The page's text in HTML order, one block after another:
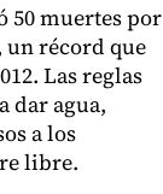
50 muertes por
un récord que
Las reglas
dar agua,
a los
libre.